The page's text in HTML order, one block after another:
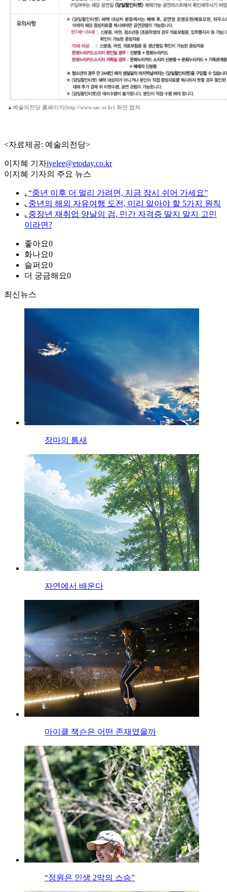
▲예술의전당 홈페이지(http://www.sac.or.kr) 화면 캡쳐
<자료제공: 예술의전당>
이지혜 기자jyelee@etoday.co.kr
이지혜 기자의 주요 뉴스
⌞ “중년 이후 더 멀리 가려면, 지금 잠시 쉬어 가세요”
⌞ 중년의 해외 자유여행 도전, 미리 알아야 할 5가지 원칙
⌞ 중장년 재취업 양날의 검, 민간 자격증 딸지 말지 고민
이라면?
좋아요0
화나요0
슬퍼요0
더 궁금해요0
최신뉴스
장마의 틈새
자연에서 배운다
마이클 잭슨은 어떤 존재였을까
“정원은 인생 2막의 스승”